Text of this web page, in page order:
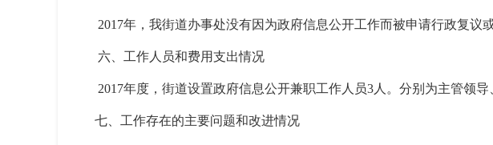
2017年，我街道办事处没有因为政府信息公开工作而被申请行政复议
六、工作人员和费用支出情况
2017年度，街道设置政府信息公开兼职工作人员3人。分别为主管领导
七、工作存在的主要问题和改进情况